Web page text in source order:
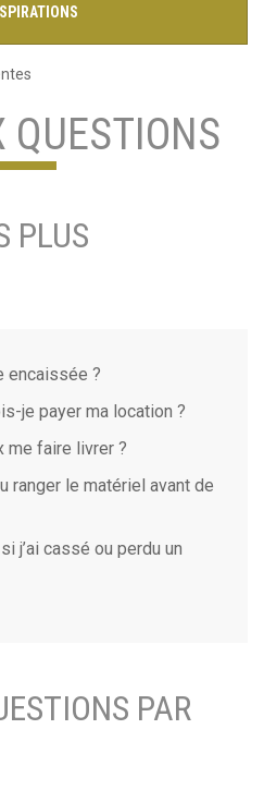
QUESTIONS
PLUS
encaissée ?
je payer ma location ?
me faire livrer ?
ranger le matériel avant de
j’ai cassé ou perdu un
PAR